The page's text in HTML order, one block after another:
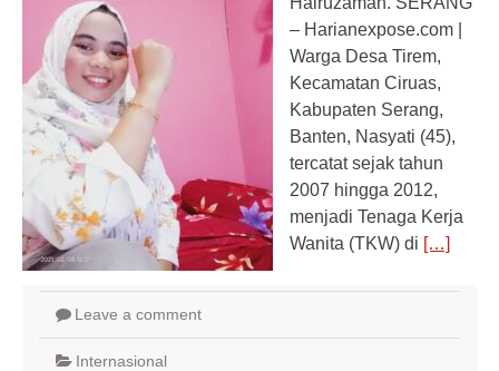
– Harianexpose.com |
Warga Desa Tirem,
Kecamatan Ciruas,
Kabupaten Serang,
Banten, Nasyati (45),
tercatat sejak tahun
2007 hingga 2012,
menjadi Tenaga Kerja
Wanita (TKW) di […]
Leave a comment
Internasional